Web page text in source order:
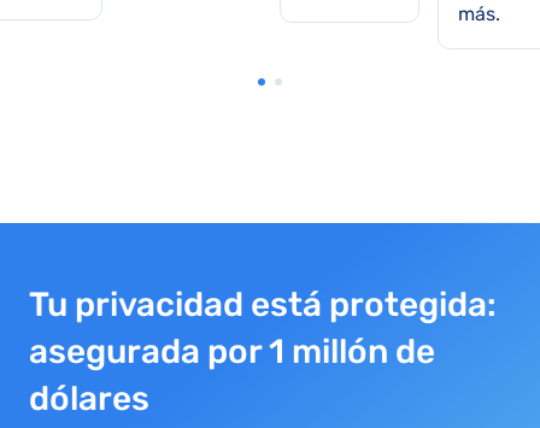
más.
Tu privacidad está protegida:
asegurada por 1 millón de
dólares